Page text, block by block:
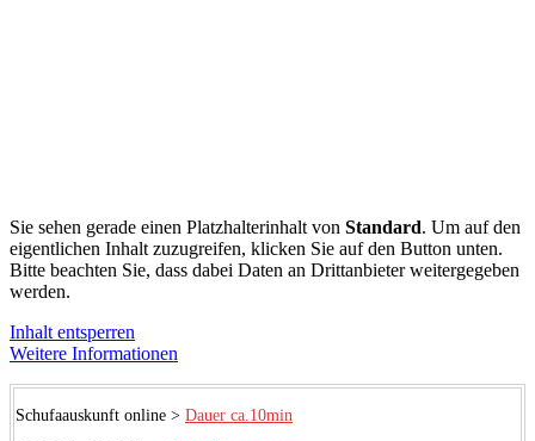
Sie sehen gerade einen Platzhalterinhalt von Standard. Um auf den
eigentlichen Inhalt zuzugreifen, klicken Sie auf den Button unten.
Bitte beachten Sie, dass dabei Daten an Drittanbieter weitergegeben
werden.
Inhalt entsperren
Weitere Informationen
Schufaauskunft online > Dauer ca.10min